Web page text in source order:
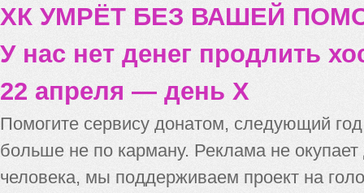
ХК УМРЁТ БЕЗ ВАШЕЙ
У нас нет денег продлить
22 апреля — день X
Помогите сервису донатом, следующий
больше не по карману. Реклама не
человека, мы поддерживаем проект на